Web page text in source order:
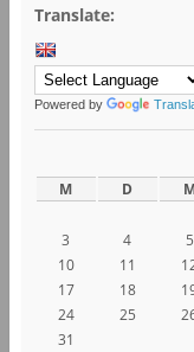
Translate:
Powered by
M D
3
4 5
10
11
17
18
24
25
31